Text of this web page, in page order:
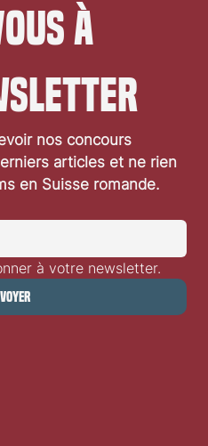
à
nos concours
articles et ne rien
en Suisse romande.
à votre newsletter.